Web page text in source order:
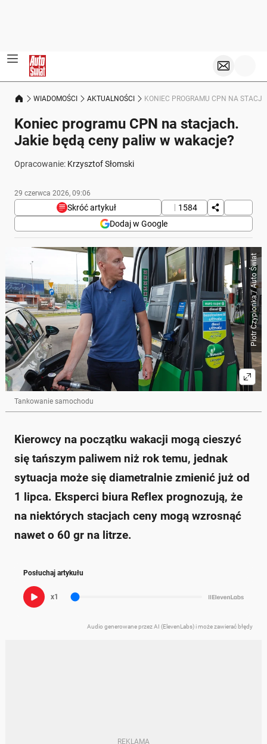
WIADOMOŚCI AKTUALNOŚCI KONIEC PROGRAMU CPN NA
Koniec programu CPN na stacjach.
Jakie będą ceny paliw w wakacje?
Opracowanie: Krzysztof Słomski
29 czerwca 2026, 09:06
Skróć artykuł
1584
Dodaj w Google
Poniżej streszczenie artykułu:
Skrót przygotowany przez Onet Czat z AI, może zawierać błędy.
Na początku wakacji ceny paliw są niższe niż w roku
poprzednim, ale od 1 lipca mogą wzrosnąć o 40-60
groszy na litrze.
Zakończenie programu "Ceny Paliwa Niżej" oraz
powrót 23% VAT na paliwa może wpłynąć na ceny.
Aktualne średnie ceny paliw to: benzyna 95 - 5,91 zł/l,
benzyna 98 - 6,62 zł/l, olej napędowy - 6,05 zł/l,
autogaz - 3,38 zł/l.
Po 1 lipca prognozy wskazują na ceny: benzyna 95 -
6,50 zł/l, benzyna 98 - 7,35 zł/l, diesel - 6,70 zł/l.
wzrostów cen.
Piotr Czypionka / Auto Świat
Tankowanie samochodu
Kierowcy na początku wakacji mogą cieszyć
się tańszym paliwem niż rok temu, jednak
sytuacja może się diametralnie zmienić już od
1 lipca. Eksperci biura Reflex prognozują, że
na niektórych stacjach ceny mogą wzrosnąć
nawet o 60 gr na litrze.
Posłuchaj artykułu
x1
Audio generowane przez AI (ElevenLabs) i może zawierać błędy